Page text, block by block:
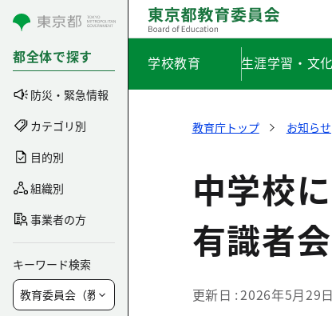
コンテンツにスキップ
都全体で探す
防災・緊急情報
カテゴリ別
目的別
組織別
事業者の方
キーワード検索
学校教育 生涯学習・文
教育庁トップ お知らせ
中学校
有識者
更新日 2026年5月29日